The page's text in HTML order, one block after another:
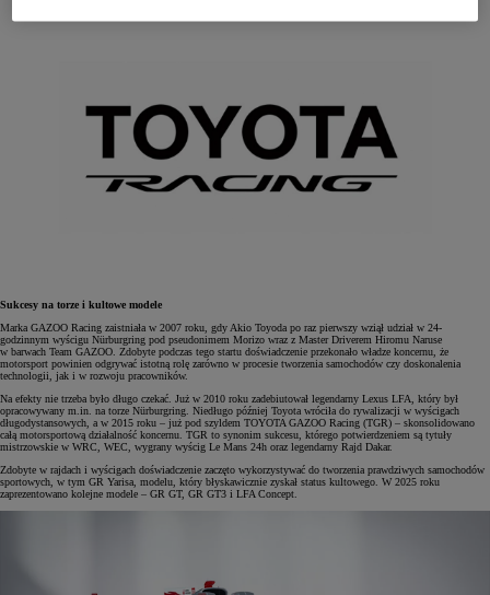
Sukcesy na torze i kultowe modele
Marka GAZOO Racing zaistniała w 2007 roku, gdy Akio Toyoda po raz pierwszy wziął udział w 24-
godzinnym wyścigu Nürburgring pod pseudonimem Morizo wraz z Master Driverem Hiromu Naruse
w barwach Team GAZOO. Zdobyte podczas tego startu doświadczenie przekonało władze koncernu, że
motorsport powinien odgrywać istotną rolę zarówno w procesie tworzenia samochodów czy doskonalenia
technologii, jak i w rozwoju pracowników.
Na efekty nie trzeba było długo czekać. Już w 2010 roku zadebiutował legendarny Lexus LFA, który był
opracowywany m.in. na torze Nürburgring. Niedługo później Toyota wróciła do rywalizacji w wyścigach
długodystansowych, a w 2015 roku – już pod szyldem TOYOTA GAZOO Racing (TGR) – skonsolidowano
całą motorsportową działalność koncernu. TGR to synonim sukcesu, którego potwierdzeniem są tytuły
mistrzowskie w WRC, WEC, wygrany wyścig Le Mans 24h oraz legendarny Rajd Dakar.
Zdobyte w rajdach i wyścigach doświadczenie zaczęto wykorzystywać do tworzenia prawdziwych samochodów
sportowych, w tym GR Yarisa, modelu, który błyskawicznie zyskał status kultowego. W 2025 roku
zaprezentowano kolejne modele – GR GT, GR GT3 i LFA Concept.